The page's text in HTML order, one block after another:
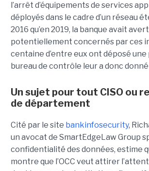
l’arrêt d’équipements de services
déployés dans le cadre d’un réseau
2016 qu’en 2019, la banque avait
potentiellement concernés par ces
centaine d’entre eux ont déposé une
bureau de contrôle leur a donc
Un sujet pour tout CISO ou
de département
Cité par le site bankinfosecurity,
un avocat de SmartEdgeLaw Group
confidentialité des données, estime
montre que l’OCC veut attirer